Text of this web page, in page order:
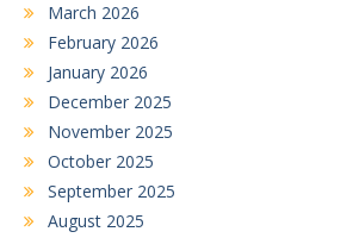
March 2026
February 2026
January 2026
December 2025
November 2025
October 2025
September 2025
August 2025